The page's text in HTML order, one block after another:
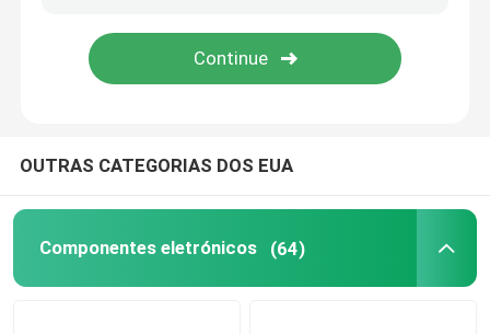
Necessidades diárias
OUTRAS CATEGORIAS DOS EUA
Componentes eletrónicos (64)